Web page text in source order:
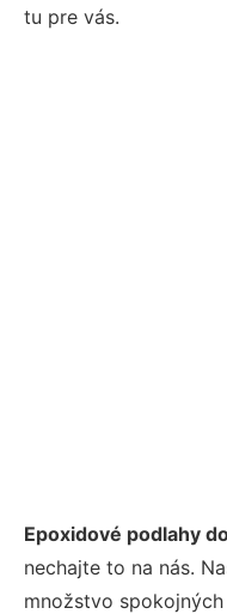
tu pre vás.
Epoxidové podlahy
nechajte to na nás.
množstvo